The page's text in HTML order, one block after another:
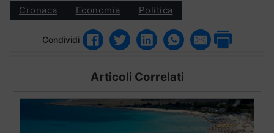
Cronaca Economia Politica
Condividi
Articoli Correlati